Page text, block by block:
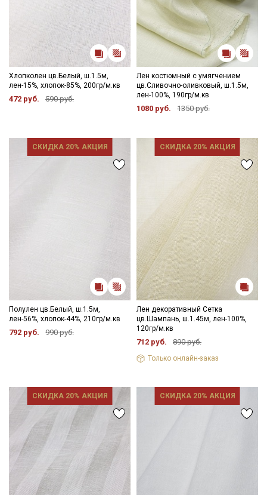
Хлопколен цв.Белый, ш.1.5м,
лен-15%, хлопок-85%, 200гр/м.кв
472 руб. 590 руб.
Лен костюмный с умягчением
цв.Сливочно-оливковый, ш.1.5м,
лен-100%, 190гр/м.кв
1080 руб. 1350 руб.
СКИДКА 20% АКЦИЯ
Полулен цв.Белый, ш.1.5м,
лен-56%, хлопок-44%, 210гр/м.кв
792 руб. 990 руб.
СКИДКА 20% АКЦИЯ
Лен декоративный Сетка
цв.Шампань, ш.1.45м, лен-100%,
120гр/м.кв
712 руб. 890 руб.
Только онлайн-заказ
СКИДКА 20% АКЦИЯ СКИДКА 20% АКЦИЯ
Мы публикуем здесь дополнительные
промокоды и скидки до 30% на узкие
Подписаться
Ознакомлен(а) с
Политикой обработки персональных
данныхи даюСогласие на обработку персональных
данных
Согласие на получение рекламных и